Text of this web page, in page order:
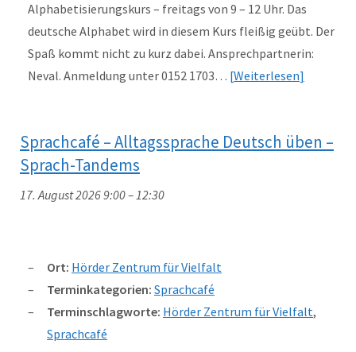
Alphabetisierungskurs – freitags von 9 – 12 Uhr. Das
deutsche Alphabet wird in diesem Kurs fleißig geübt. Der
Spaß kommt nicht zu kurz dabei. Ansprechpartnerin:
Neval. Anmeldung unter 0152 1703… Weiterlesen
Sprachcafé – Alltagssprache Deutsch üben –
Sprach-Tandems
17. August 2026 9:00–12:30
Ort: Hörder Zentrum für Vielfalt
Terminkategorien: Sprachcafé
Terminschlagworte: Hörder Zentrum für Vielfalt,
Sprachcafé